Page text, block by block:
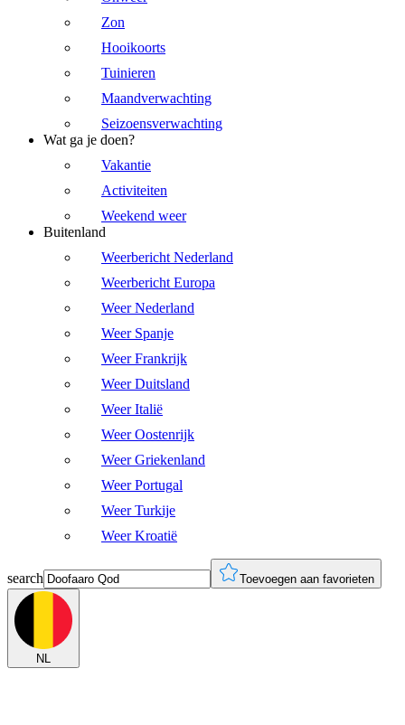
Zon
Hooikoorts
Tuinieren
Maandverwachting
Seizoensverwachting
Wat ga je doen?
Vakantie
Activiteiten
Weekend weer
Buitenland
Weerbericht Nederland
Weerbericht Europa
Weer Nederland
Weer Spanje
Weer Frankrijk
Weer Duitsland
Weer Italië
Weer Oostenrijk
Weer Griekenland
Weer Portugal
Weer Turkije
Weer Kroatië
search Toevoegen aan favorieten
NL